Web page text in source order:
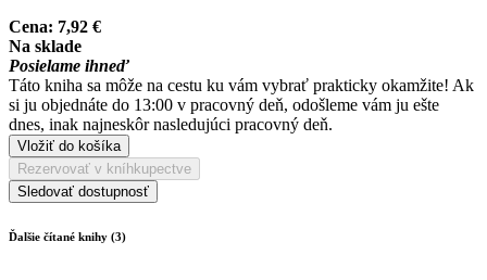
Cena: 7,92 €
Na sklade
Posielame ihneď
Táto kniha sa môže na cestu ku vám vybrať prakticky okamžite! Ak
si ju objednáte do 13:00 v pracovný deň, odošleme vám ju ešte
dnes, inak najneskôr nasledujúci pracovný deň.
Vložiť do košíka
Rezervovať v kníhkupectve
Sledovať dostupnosť
Ďalšie čítané knihy (3)